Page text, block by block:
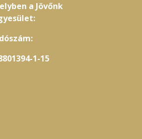
a Jövőnk
1-15